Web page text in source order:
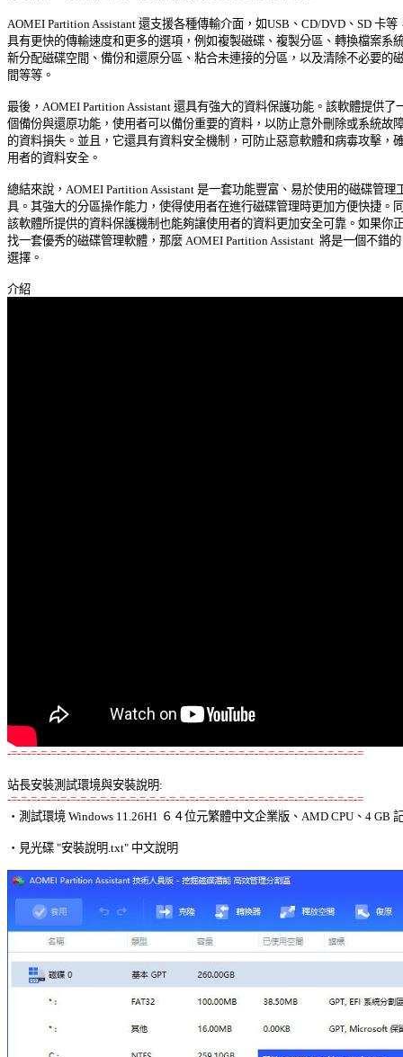
AOMEI Partition Assistant 還支援各種傳輸介面，如USB、CD/DVD、SD 卡
具有更快的傳輸速度和更多的選項，例如複製磁碟、複製分區、轉換檔案系
新分配磁碟空間、備份和還原分區、粘合未連接的分區，以及清除不必要的
間等等。
最後，AOMEI Partition Assistant 還具有強大的資料保護功能。該軟體提供了
個備份與還原功能，使用者可以備份重要的資料，以防止意外刪除或系統故
的資料損失。並且，它還具有資料安全機制，可防止惡意軟體和病毒攻擊，
用者的資料安全。
總結來說，AOMEI Partition Assistant 是一套功能豐富、易於使用的磁碟管理
具。其強大的分區操作能力，使得使用者在進行磁碟管理時更加方便快捷。
該軟體所提供的資料保護機制也能夠讓使用者的資料更加安全可靠。如果你
找一套優秀的磁碟管理軟體，那麼 AOMEI Partition Assistant  將是一個不錯的
選擇。
-=-=-=-=-=-=-=-=-=-=-=-=-=-=-=-=-=-=-=-=-=-=-=-=-=-=-=-=-=-=-=-=-=-=-=-=
站長安裝測試環境與安裝說明:
-=-=-=-=-=-=-=-=-=-=-=-=-=-=-=-=-=-=-=-=-=-=-=-=-=-=-=-=-=-=-=-=-=-=-=-=
‧測試環境 Windows 11.26H1 ６４位元繁體中文企業版、AMD CPU、4 GB
‧見光碟 "安裝說明.txt" 中文說明